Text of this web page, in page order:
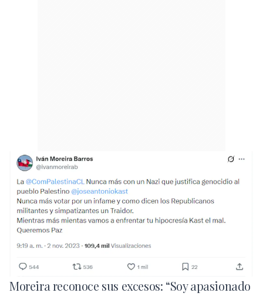
Moreira reconoce sus excesos: “Soy apasionado